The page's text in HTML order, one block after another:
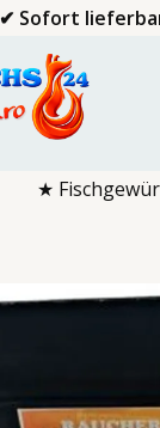
✔ Sofort
★